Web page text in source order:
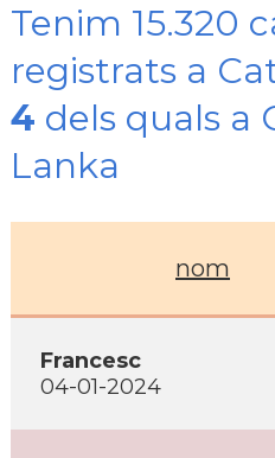
Tenim 15.320
registrats a
4 dels quals a
Lanka
nom
Francesc
04-01-2024